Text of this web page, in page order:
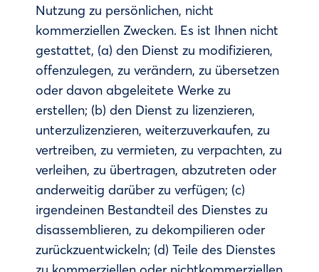
Nutzung zu persönlichen, nicht
kommerziellen Zwecken. Es ist Ihnen nicht
gestattet, (a) den Dienst zu modifizieren,
offenzulegen, zu verändern, zu übersetzen
oder davon abgeleitete Werke zu
erstellen; (b) den Dienst zu lizenzieren,
unterzulizenzieren, weiterzuverkaufen, zu
vertreiben, zu vermieten, zu verpachten, zu
verleihen, zu übertragen, abzutreten oder
anderweitig darüber zu verfügen; (c)
irgendeinen Bestandteil des Dienstes zu
disassemblieren, zu dekompilieren oder
zurückzuentwickeln; (d) Teile des Dienstes